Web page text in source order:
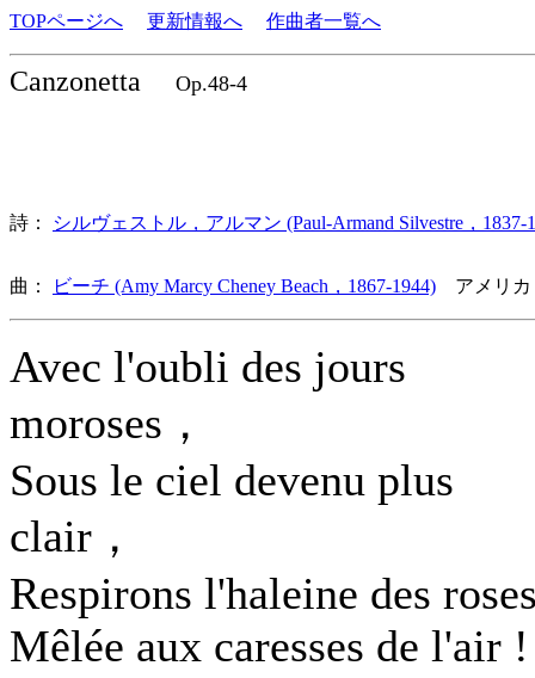
TOPページへ 更新情報へ 作曲者一覧へ
Canzonetta Op.48-4
詩： シルヴェストル，アルマン (Paul-Armand Silvestre，1837-
曲： ビーチ (Amy Marcy Cheney Beach，1867-1944) アメリ
Avec l'oubli des jours
moroses，
Sous le ciel devenu plus
clair，
Respirons l'haleine des
Mêlée aux caresses de l'air !